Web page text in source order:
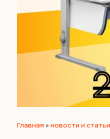
Главная » новости и статьи